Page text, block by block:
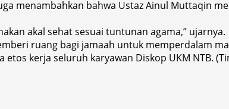
menambahkan bahwa Ustaz Ainul Muttaqin
akal sehat sesuai tuntunan agama,” ujarnya.
ruang bagi jamaah untuk memperdalam
kerja seluruh karyawan Diskop UKM NTB.